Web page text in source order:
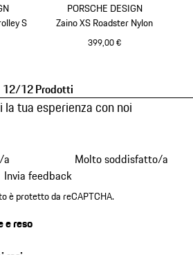
S
PORSCHE DESIGN
Zaino XS Roadster Nylon
399,00 €
12/12 Prodotti
la tua esperienza con noi
a
Molto soddisfatto/a
Invia feedback
è protetto da reCAPTCHA.
e reso